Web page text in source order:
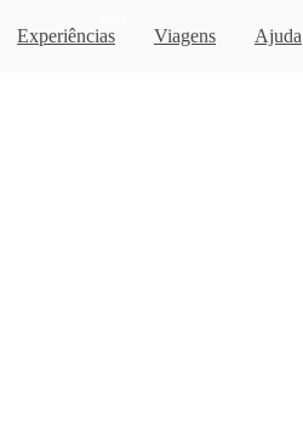
Experiências Viagens Ajuda